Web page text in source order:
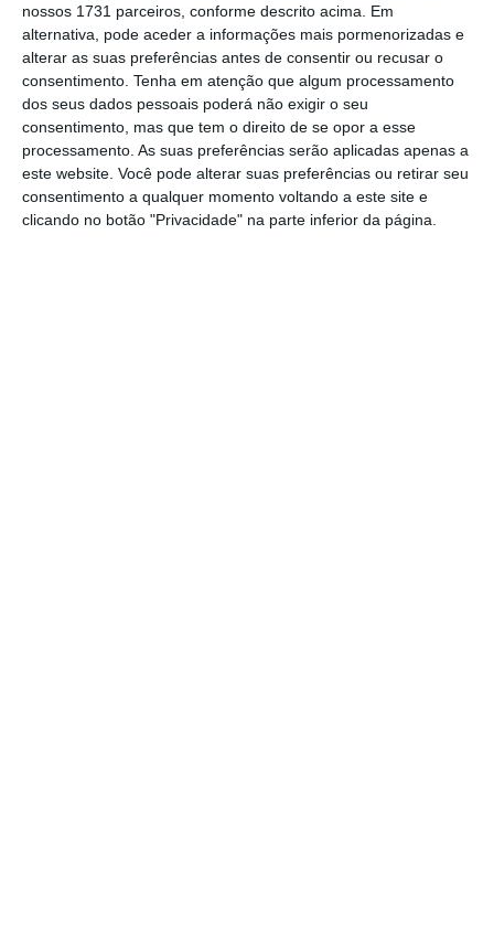
nossos 1731 parceiros, conforme descrito acima. Em
alternativa, pode aceder a informações mais pormenorizadas e
alterar as suas preferências antes de consentir ou recusar o
consentimento. Tenha em atenção que algum processamento
dos seus dados pessoais poderá não exigir o seu
consentimento, mas que tem o direito de se opor a esse
processamento. As suas preferências serão aplicadas apenas a
este website. Você pode alterar suas preferências ou retirar seu
consentimento a qualquer momento voltando a este site e
clicando no botão "Privacidade" na parte inferior da página.
No momento em que a informação é
mais importante do que nunca, apoie
o jornalismo independente e rigoroso.
De que forma? Assine o ECO Premium e
tenha acesso a notícias exclusivas, à
opinião que conta, às reportagens e